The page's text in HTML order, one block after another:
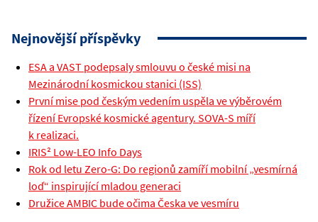
Nejnovější příspěvky
ESA a VAST podepsaly smlouvu o české misi na
Mezinárodní kosmickou stanici (ISS)
První mise pod českým vedením uspěla ve výběrovém
řízení Evropské kosmické agentury. SOVA-S míří
k realizaci.
IRIS² Low-LEO Info Days
Rok od letu Zero-G: Do regionů zamíří mobilní „vesmírná
loď“ inspirující mladou generaci
Družice AMBIC bude očima Česka ve vesmíru